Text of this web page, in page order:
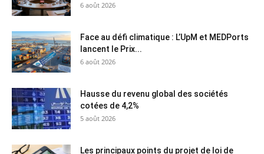
6 août 2026
Face au défi climatique : L’UpM et MEDPorts
lancent le Prix...
6 août 2026
Hausse du revenu global des sociétés
cotées de 4,2%
5 août 2026
Les principaux points du projet de loi de